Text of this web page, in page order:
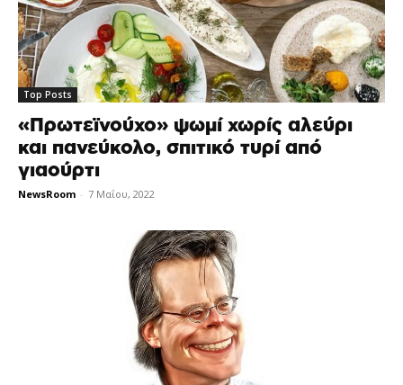
Top Posts
«Πρωτεϊνούχο» ψωμί χωρίς αλεύρι
και πανεύκολο, σπιτικό τυρί από
γιαούρτι
NewsRoom - 7 Μαΐου, 2022